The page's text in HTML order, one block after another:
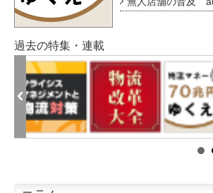
過去の特集・連載